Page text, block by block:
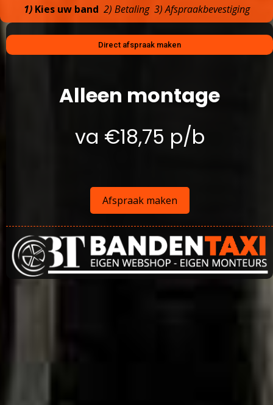
1)Kies uw band 2) Betaling 3) Afspraakbevestiging
Direct afspraak maken
Alleen montage
va €18,75 p/b
Afspraak maken